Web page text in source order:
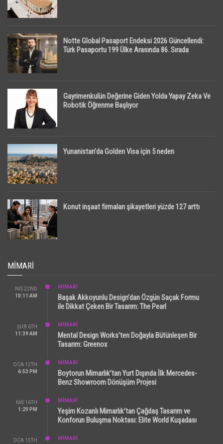
Notte Global Pasaport Endeksi 2026 Güncellendi:
Türk Pasaportu 199 Ülke Arasında 86. Sırada
Gayrimenkulün Değerine Giden Yolda Yapay Zeka Ve
Robotik Öğrenme Başlıyor
Yunanistan’da Golden Visa için 5 neden
Konut inşaat firmaları şikayetleri yüzde 127 arttı
MIMARI
NIS 22ND
10:11 AM
MİMARİ
Başak Akkoyunlu Design’dan Özgün Saçak Formu
ile Dikkat Çeken Bir Tasarım: The Pearl
ŞUB 6TH
11:39 AM
MİMARİ
Mental Design Works’ten Doğayla Bütünleşen Bir
Tasarım: Greenox
OCA 12TH
6:53 PM
MİMARİ
Boytorun Mimarlık’tan Yurt Dışında İlk Mercedes-
Benz Showroom Dönüşüm Projesi
NIS 16TH
1:29 PM
MİMARİ
Yeşim Kozanlı Mimarlık’tan Çağdaş Tasarım ve
Konforun Buluşma Noktası: Elite World Kuşadası
OCA 15TH
MİMARİ